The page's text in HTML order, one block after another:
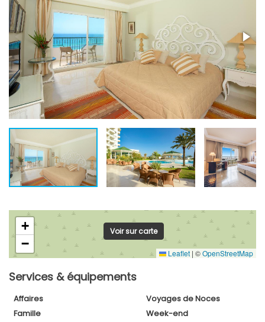
+
−
Leaflet | ©OpenStreetMap
Voir sur carte
Services & équipements
Affaires
Voyages de Noces
Famille
Week-end